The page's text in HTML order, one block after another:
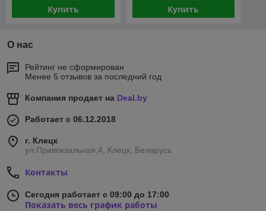
Купить Купить
О нас
Рейтинг не сформирован
Менее 5 отзывов за последний год
Компания продает на Deal.by
Работает с 06.12.2018
г. Клецк
ул.Привокзальная,4, Клецк, Беларусь
Контакты
Сегодня работает с 09:00 до 17:00
Показать весь график работы